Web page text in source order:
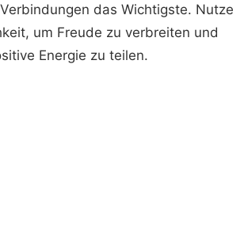
das Wichtigste. Nutze
um Freude zu verbreiten und
Energie zu teilen.